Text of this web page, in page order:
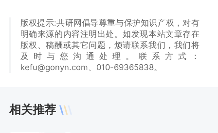
版权提示:共研网倡导尊重与保护知识产权，对有
明确来源的内容注明出处。如发现本站文章存在
版权、稿酬或其它问题，烦请联系我们，我们将
及时与您沟通处理。联系方式：
kefu@gonyn.com、010-69365838。
相关推荐